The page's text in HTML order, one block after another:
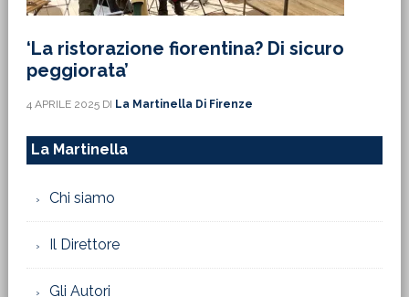
‘La ristorazione fiorentina? Di sicuro
peggiorata’
4 APRILE 2025DI La Martinella Di Firenze
La Martinella
Chi siamo
Il Direttore
Gli Autori